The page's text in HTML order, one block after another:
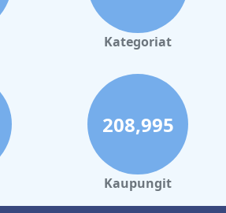
Kategoriat
208,995
Kaupungit